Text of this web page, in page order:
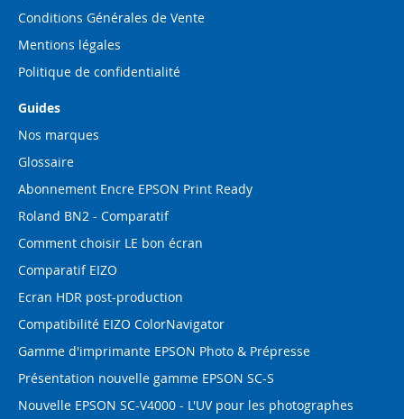
Conditions Générales de Vente
Mentions légales
Politique de confidentialité
Guides
Nos marques
Glossaire
Abonnement Encre EPSON Print Ready
Roland BN2 - Comparatif
Comment choisir LE bon écran
Comparatif EIZO
Ecran HDR post-production
Compatibilité EIZO ColorNavigator
Gamme d'imprimante EPSON Photo & Prépresse
Présentation nouvelle gamme EPSON SC-S
Nouvelle EPSON SC-V4000 - L'UV pour les photographes